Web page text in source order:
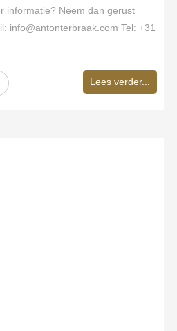
informatie? Neem dan gerust
info@antonterbraak.com Tel: +31
Lees verder...